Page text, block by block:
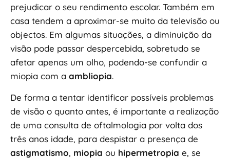
prejudicar o seu rendimento escolar. Também em
casa tendem a aproximar-se muito da televisão ou
objectos. Em algumas situações, a diminuição da
visão pode passar despercebida, sobretudo se
afetar apenas um olho, podendo-se confundir a
miopia com a ambliopia.
De forma a tentar identificar possíveis problemas
de visão o quanto antes, é importante a realização
de uma consulta de oftalmologia por volta dos
três anos idade, para despistar a presença de
astigmatismo, miopia ou hipermetropia e, se